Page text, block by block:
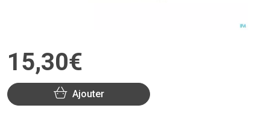
15,30€
Ajouter